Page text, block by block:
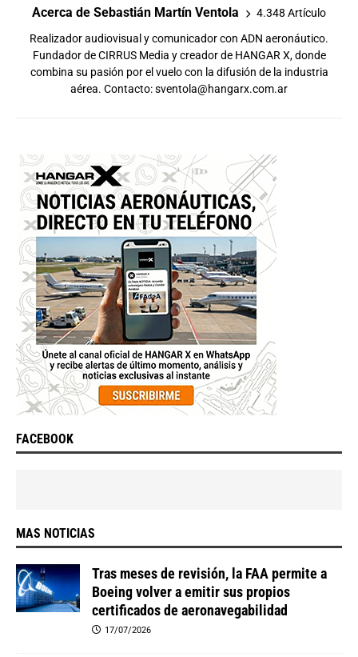
Acerca de Sebastián Martín Ventola 4.348 Artículo
Realizador audiovisual y comunicador con ADN aeronáutico.
Fundador de CIRRUS Media y creador de HANGAR X, donde
combina su pasión por el vuelo con la difusión de la industria
aérea. Contacto:sventola@hangarx.com.ar
FACEBOOK
MAS NOTICIAS
Tras meses de revisión, la FAA permite a
Boeing volver a emitir sus propios
certificados de aeronavegabilidad
17/07/2026